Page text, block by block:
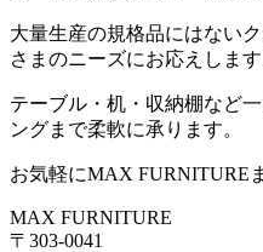
大量生産の規格品にはない
さまのニーズにお応えします
テーブル・机・収納棚など
ングまで柔軟に承ります。
お気軽にMAX FURNITURE
MAX FURNITURE
〒303-0041